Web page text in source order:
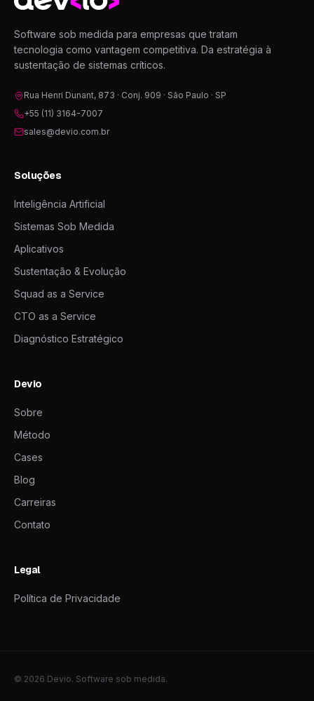
Software sob medida para empresas que tratam
tecnologia como vantagem competitiva. Da estratégia à
sustentação de sistemas críticos.
Rua Henri Dunant, 873 · Conj. 909 · São Paulo · SP
+55 (11) 3164-7007
sales@devio.com.br
Soluções
Inteligência Artificial
Sistemas Sob Medida
Aplicativos
Sustentação & Evolução
Squad as a Service
CTO as a Service
Diagnóstico Estratégico
Devio
Sobre
Método
Cases
Blog
Carreiras
Contato
Legal
Política de Privacidade
© 2026 Devio. Software sob medida.